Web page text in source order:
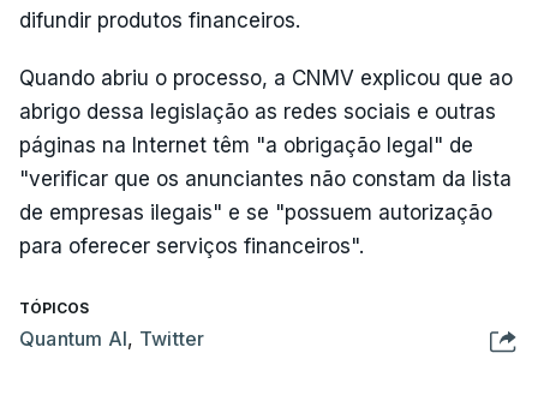
difundir produtos financeiros.
Quando abriu o processo, a CNMV explicou que ao
abrigo dessa legislação as redes sociais e outras
páginas na Internet têm "a obrigação legal" de
"verificar que os anunciantes não constam da lista
de empresas ilegais" e se "possuem autorização
para oferecer serviços financeiros".
TÓPICOS
Quantum AI, Twitter